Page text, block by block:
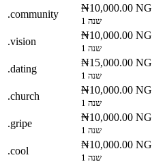
.community
₦10,000.00 NG
1 שנה
.vision
₦10,000.00 NG
1 שנה
.dating
₦15,000.00 NG
1 שנה
.church
₦10,000.00 NG
1 שנה
.gripe
₦10,000.00 NG
1 שנה
.cool
₦10,000.00 NG
1 שנה